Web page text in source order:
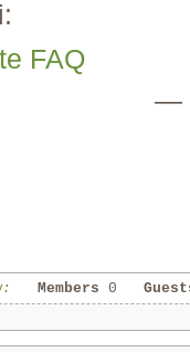
FAQ
—
Members 0